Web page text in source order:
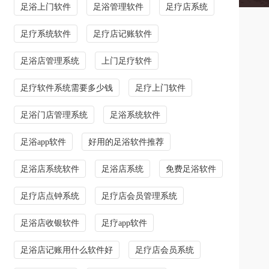
足浴上门软件 足浴管理软件 足疗店系统
足疗系统软件 足疗店记账软件
足浴店管理系统 上门足疗软件
足疗软件系统需要多少钱 足疗上门软件
足浴门店管理系统 足浴系统软件
足浴app软件 好用的足浴软件推荐
足浴店系统软件 足浴店系统 免费足浴软件
足疗店点钟系统 足疗店会员管理系统
足浴店收银软件 足疗app软件
足浴店记账用什么软件好 足疗店会员系统